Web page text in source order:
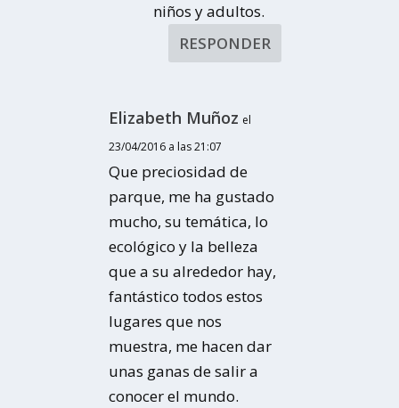
niños y adultos.
RESPONDER
Elizabeth Muñoz el
23/04/2016 a las 21:07
Que preciosidad de
parque, me ha gustado
mucho, su temática, lo
ecológico y la belleza
que a su alrededor hay,
fantástico todos estos
lugares que nos
muestra, me hacen dar
unas ganas de salir a
conocer el mundo.